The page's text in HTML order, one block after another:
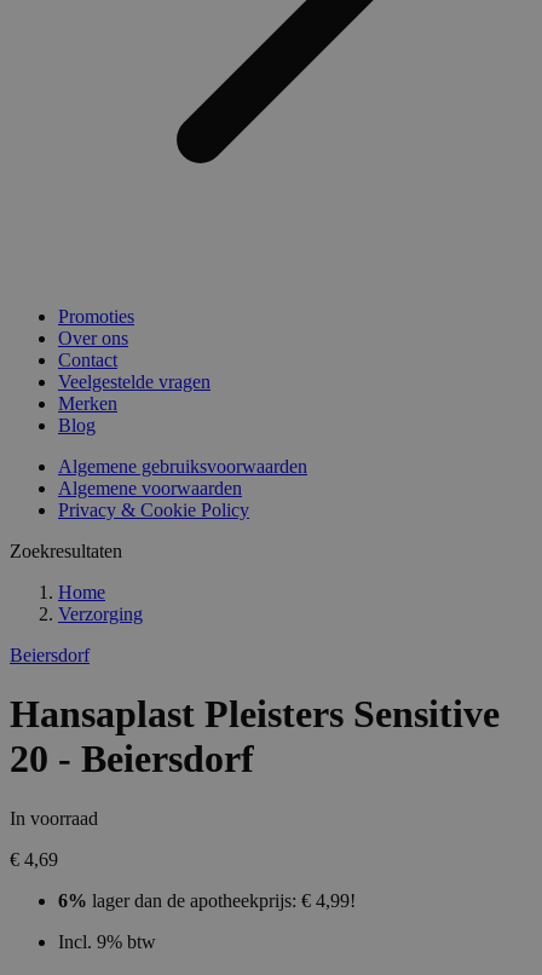
Promoties
Over ons
Contact
Veelgestelde vragen
Merken
Blog
Algemene gebruiksvoorwaarden
Algemene voorwaarden
Privacy & Cookie Policy
Zoekresultaten
Home
Verzorging
Beiersdorf
Hansaplast Pleisters Sensitive
20 - Beiersdorf
In voorraad
€ 4,69
6% lager dan de apotheekprijs: € 4,99!
Incl. 9% btw